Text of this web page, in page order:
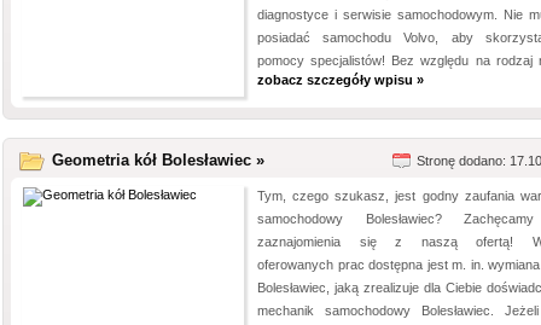
diagnostyce i serwisie samochodowym. Nie
posiadać samochodu Volvo, aby
pomocy specjalistów! Bez względu na rodzaj
zobacz szczegóły wpisu »
Geometria kół Bolesławiec » Stronę dodano:
Tym, czego szukasz, jest godny zaufania
samochodowy Bolesławiec?
zaznajomienia się z naszą ofertą!
oferowanych prac dostępna jest m. in.
Bolesławiec, jaką zrealizuje dla Ciebie
mechanik samochodowy Bolesławiec.